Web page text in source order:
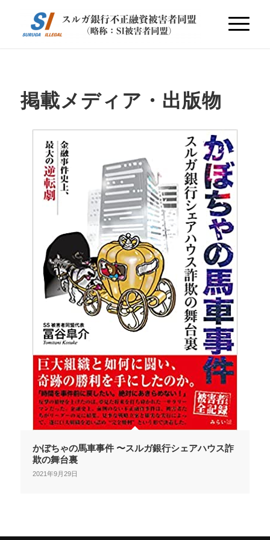
掲載メディア・出版物
かぼちゃの馬車事件 〜スルガ銀行シェアハウス詐
欺の舞台裏
2021年9月29日